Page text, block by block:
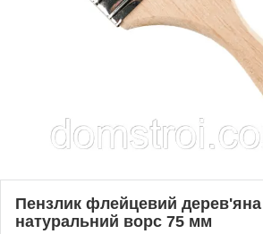
Пензлик флейцевий дерев'яна
натуральний ворс 75 мм